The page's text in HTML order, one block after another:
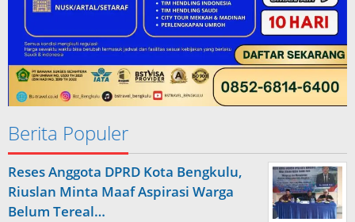
Berita Populer
Reses Anggota DPRD Kota Bengkulu,
Riuslan Minta Maaf Aspirasi Warga
Belum Tereal…